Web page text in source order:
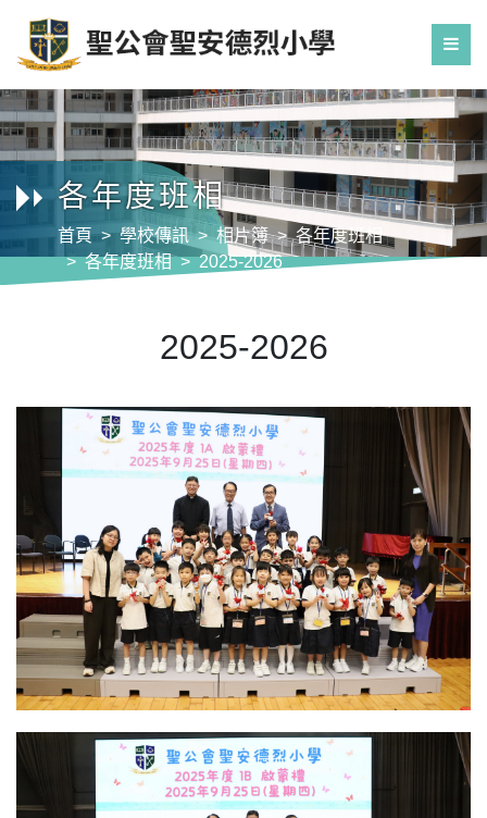
各年度班相
首頁 學校傳訊 相片簿
各年度班相
各年度班相
2025-2026
2025-2026